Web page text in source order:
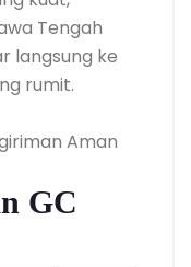
Tengah
langsung ke
rumit.
GC